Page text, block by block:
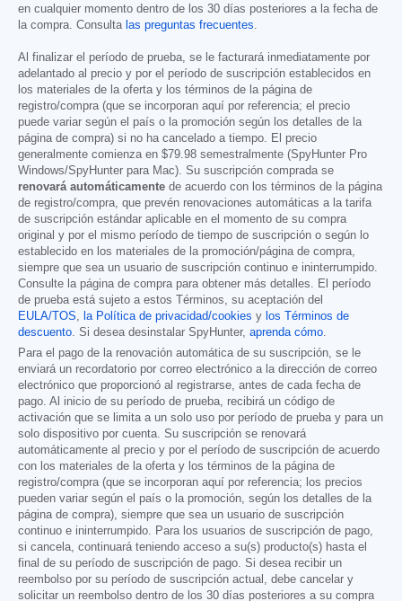
en cualquier momento dentro de los 30 días posteriores a la fecha de
la compra. Consulta las preguntas frecuentes
Al finalizar el período de prueba, se le facturará inmediatamente por
adelantado al precio y por el período de suscripción establecidos en
los materiales de la oferta y los términos de la página de
registro/compra (que se incorporan aquí por referencia; el precio
puede variar según el país o la promoción según los detalles de la
página de compra) si no ha cancelado a tiempo. El precio
generalmente comienza en $79.98 semestralmente (SpyHunter Pro
Windows/SpyHunter para Mac). Su suscripción comprada se
renovará automáticamente de acuerdo con los términos de la página
de registro/compra, que prevén renovaciones automáticas a la tarifa
de suscripción estándar aplicable en el momento de su compra
original y por el mismo período de tiempo de suscripción o según lo
establecido en los materiales de la promoción/página de compra,
siempre que sea un usuario de suscripción continuo e ininterrumpido.
Consulte la página de compra para obtener más detalles. El período
de prueba está sujeto a estos Términos, su aceptación del
EULA/TOS
la Política de privacidad/cookies y los Términos de
descuento . Si desea desinstalar SpyHunter, aprenda cómo
Para el pago de la renovación automática de su suscripción, se le
enviará un recordatorio por correo electrónico a la dirección de correo
electrónico que proporcionó al registrarse, antes de cada fecha de
pago. Al inicio de su período de prueba, recibirá un código de
activación que se limita a un solo uso por período de prueba y para un
solo dispositivo por cuenta. Su suscripción se renovará
automáticamente al precio y por el período de suscripción de acuerdo
con los materiales de la oferta y los términos de la página de
registro/compra (que se incorporan aquí por referencia; los precios
pueden variar según el país o la promoción, según los detalles de la
página de compra), siempre que sea un usuario de suscripción
continuo e ininterrumpido. Para los usuarios de suscripción de pago,
si cancela, continuará teniendo acceso a su(s) producto(s) hasta el
final de su período de suscripción de pago. Si desea recibir un
reembolso por su período de suscripción actual, debe cancelar y
solicitar un reembolso dentro de los 30 días posteriores a su compra